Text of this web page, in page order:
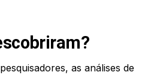
as análises de